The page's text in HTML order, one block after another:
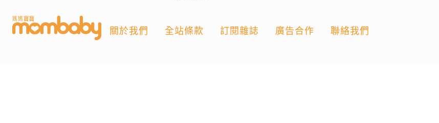
關於我們 全站條款 訂閱雜誌 廣告合作 聯絡我們